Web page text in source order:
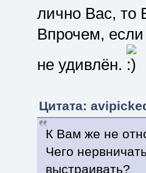
лично Вас, то
Впрочем,
не удивлён.
Цитата:
К Вам же не
Чего
выстраивать?